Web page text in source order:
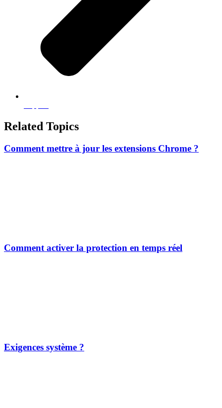
Related Topics
Comment mettre à jour les extensions Chrome ?
Comment activer la protection en temps réel
Exigences système ?